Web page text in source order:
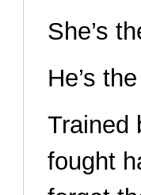
She’s
He’s
Trained
fought